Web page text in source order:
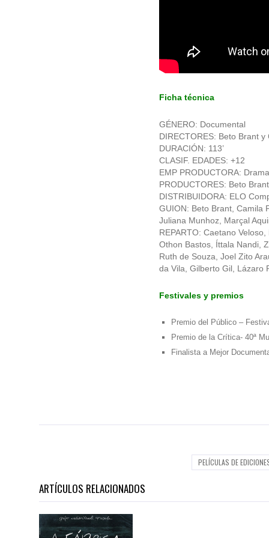
Ficha técnica
GÉNERO: Documental
DIRECTORES: Beto Brant y
DURACIÓN: 113’
CLASIF. EDADES: +12
EMP PRODUCTORA:
PRODUCTORES: Beto
DISTRIBUIDORA: ELO
GUION: Beto Brant, Camila
Juliana Munhoz, Marçal
REPARTO: Caetano
Othon Bastos, Íttala Nandi,
Ruth de Souza, Joel Zito
da Vila, Gilberto Gil, Lázaro
Festivales y premios
Premio del Público –
Premio de la Crítica- 40ª
Finalista a Mejor
PELÍCULAS DE
ARTÍCULOS RELACIONADOS